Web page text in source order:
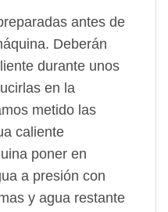
antes de
Deberán
durante unos
en la
metido las
caliente
poner en
a presión con
y agua restante